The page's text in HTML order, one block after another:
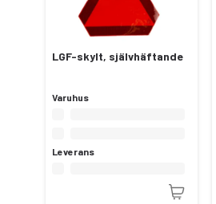
LGF-skylt, självhäftande
Varuhus
Leverans